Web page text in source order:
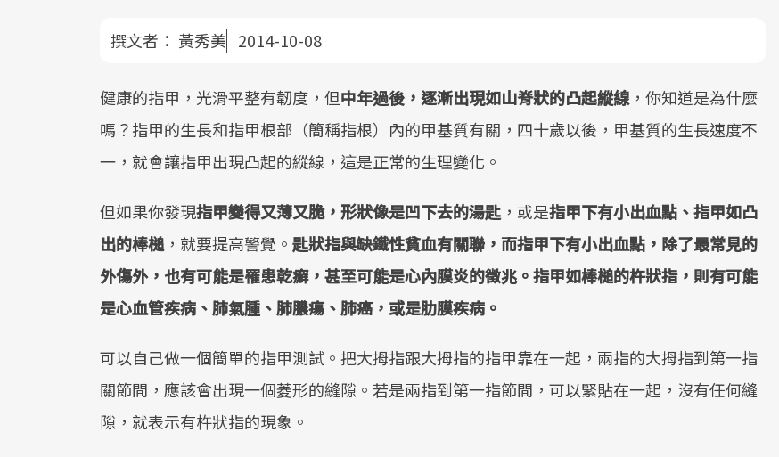
撰文者： 黃秀美 2014-10-08
健康的指甲，光滑平整有韌度，但中年過後，逐漸出現如山脊狀的凸起縱線 ，你知道是為什麼
嗎？指甲的生長和指甲根部（簡稱指根）內的甲基質有關，四十歲以後，甲基質的生長速度不
一，就會讓指甲出現凸起的縱線，這是正常的生理變化。
但如果你發現指甲變得又薄又脆，形狀像是凹下去的湯匙 ，或是指甲下有小出血點、指甲如凸
出的棒槌，就要提高警覺。 匙狀指與缺鐵性貧血有關聯，而指甲下有小出血點，除了最常見的
外傷外，也有可能是罹患乾癬，甚至可能是心內膜炎的徵兆。指甲如棒槌的杵狀指，則有可能
是心血管疾病、肺氣腫、肺膿瘍、肺癌，或是肋膜疾病。
可以自己做一個簡單的指甲測試。把大拇指跟大拇指的指甲靠在一起，兩指的大拇指到第一指
關節間，應該會出現一個菱形的縫隙。若是兩指到第一指節間，可以緊貼在一起，沒有任何縫
隙，就表示有杵狀指的現象。
邁向「健康照護」的新時代。隨著國家
政策如「健康台灣推動委員會」與「長
照3.0」的推進，「預防醫學」已成全民
關注的核心議題。然而，健檢不只是醫
狀況、啟動健康管理的重要起點。
前往專題
健康新生活」，從講座、體驗到運動，
全面啟動你的健康革命！
前往專題
發，透過醫學觀點與日常感受的對話，
建立對亞健康的認知，進而引導實際的
改善行動。
前往專題